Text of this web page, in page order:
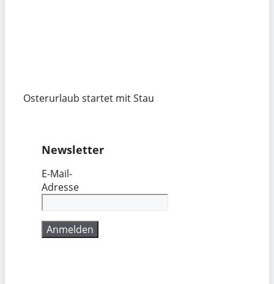
Osterurlaub startet mit Stau
Newsletter
E-Mail-
Adresse